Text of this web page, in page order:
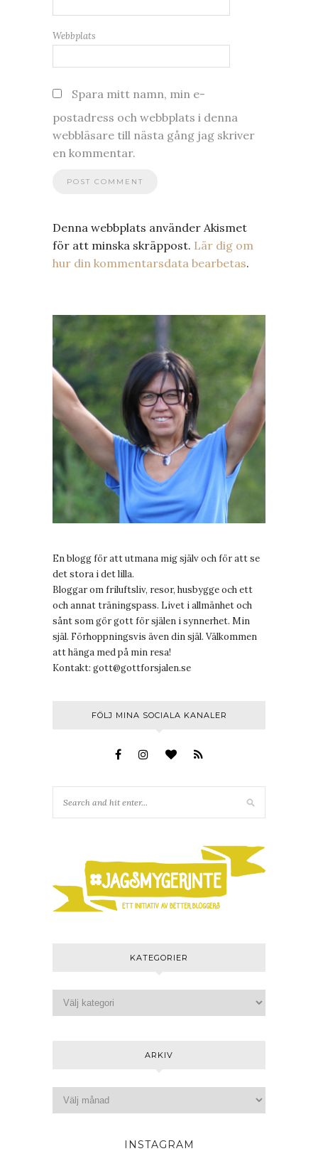
Webbplats
Spara mitt namn, min e-
postadress och webbplats i denna
webbläsare till nästa gång jag skriver
en kommentar.
Denna webbplats använder Akismet
för att minska skräppost. Lär dig om
hur din kommentarsdata bearbetas.
En blogg för att utmana mig själv och för att se
det stora i det lilla.
Bloggar om friluftsliv, resor, husbygge och ett
och annat träningspass. Livet i allmänhet och
sånt som gör gott för själen i synnerhet. Min
själ. Förhoppningsvis även din själ. Välkommen
att hänga med på min resa!
Kontakt: gott@gottforsjalen.se
FÖLJ MINA SOCIALA KANALER
KATEGORIER
ARKIV
INSTAGRAM